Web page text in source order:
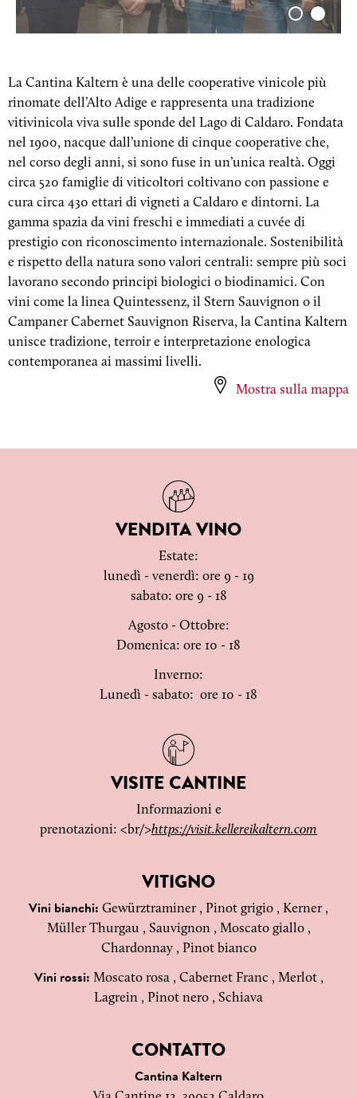
Mostra sulla mappa
La Cantina Kaltern è una delle cooperative vinicole più
rinomate dell’Alto Adige e rappresenta una tradizione
vitivinicola viva sulle sponde del Lago di Caldaro. Fondata
nel 1900, nacque dall’unione di cinque cooperative che,
nel corso degli anni, si sono fuse in un’unica realtà. Oggi
circa 520 famiglie di viticoltori coltivano con passione e
cura circa 430 ettari di vigneti a Caldaro e dintorni. La
gamma spazia da vini freschi e immediati a cuvée di
prestigio con riconoscimento internazionale. Sostenibilità
e rispetto della natura sono valori centrali: sempre più soci
lavorano secondo principi biologici o biodinamici. Con
vini come la linea Quintessenz, il Stern Sauvignon o il
Campaner Cabernet Sauvignon Riserva, la Cantina Kaltern
unisce tradizione, terroir e interpretazione enologica
contemporanea ai massimi livelli.
VENDITA VINO
Estate:
lunedì - venerdì: ore 9 - 19
sabato: ore 9 - 18
Agosto - Ottobre:
Domenica: ore 10 - 18
Inverno:
Lunedì - sabato: ore 10 - 18
VISITE CANTINE
Informazioni e
prenotazioni: <br/>https://visit.kellereikaltern.com
VITIGNO
Vini bianchi: Gewürztraminer , Pinot grigio , Kerner ,
Müller Thurgau , Sauvignon , Moscato giallo ,
Chardonnay , Pinot bianco
Vini rossi: Moscato rosa , Cabernet Franc , Merlot ,
Lagrein , Pinot nero , Schiava
CONTATTO
Cantina Kaltern